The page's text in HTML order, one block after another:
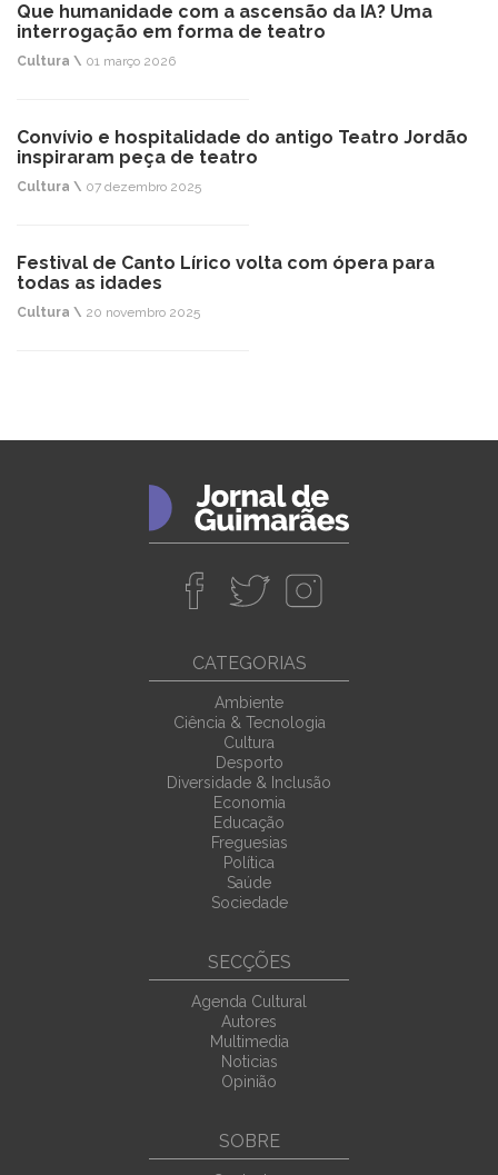
Que humanidade com a ascensão da IA? Uma
interrogação em forma de teatro
Cultura \ 01 março 2026
Convívio e hospitalidade do antigo Teatro Jordão
inspiraram peça de teatro
Cultura \ 07 dezembro 2025
Festival de Canto Lírico volta com ópera para
todas as idades
Cultura \ 20 novembro 2025
CATEGORIAS
Ambiente
Ciência & Tecnologia
Cultura
Desporto
Diversidade & Inclusão
Economia
Educação
Freguesias
Política
Saúde
Sociedade
SECÇÕES
Agenda Cultural
Autores
Multimedia
Noticias
Opinião
SOBRE